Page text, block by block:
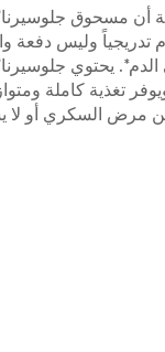
أن مسحوق جلوسيرنا
وليس دفعة
يحتوي جلوسيرنا
تغذية كاملة
مرض السكري أو لا